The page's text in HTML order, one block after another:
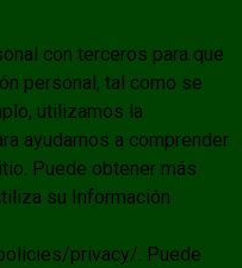
con terceros para que
personal, tal como se
utilizamos la
ayudarnos a comprender
Puede obtener más
su Información
privacy/. Puede